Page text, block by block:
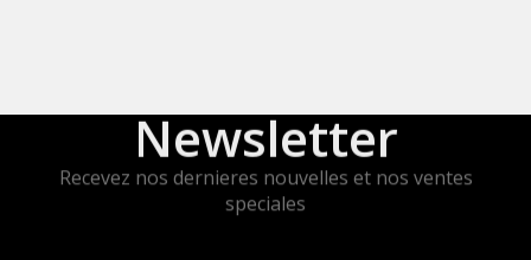
Newsletter
Recevez nos dernieres nouvelles et nos ventes
speciales